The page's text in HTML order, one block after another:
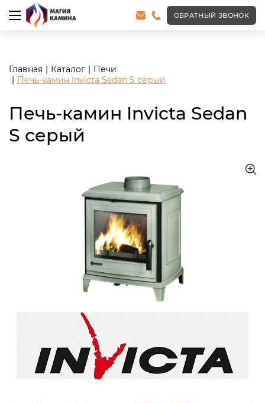
<meta name="robots" content="noindex, follow"/>
ОБРАТНЫЙ ЗВОНОК
Главная Каталог
Печи
Печь-камин Invicta Sedan S серый
Печь-камин Invicta Sedan
S серый